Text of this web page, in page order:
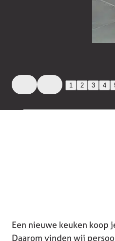
1 2 3 4
Een nieuwe keuken koop
Daarom vinden wij